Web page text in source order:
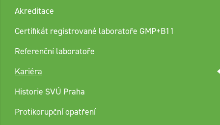
Akreditace
Certifikát registrované laboratoře GMP+B11
Referenční laboratoře
Kariéra
Historie SVÚ Praha
Protikorupční opatření